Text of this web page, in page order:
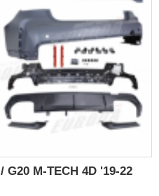
G20 M-TECH 4D '19-22